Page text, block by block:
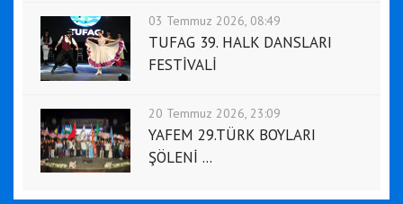
03 Temmuz 2026, 08:49
TUFAG 39. HALK DANSLARI
FESTİVALİ
20 Temmuz 2026, 23:09
YAFEM 29.TÜRK BOYLARI
ŞÖLENİ ...